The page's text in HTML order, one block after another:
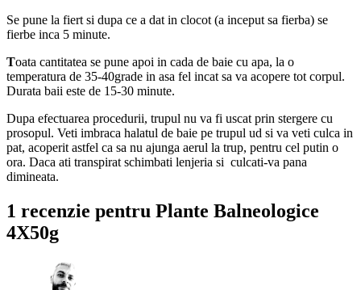
Se pune la fiert si dupa ce a dat in clocot (a inceput sa fierba) se
fierbe inca 5 minute.
Toata cantitatea se pune apoi in cada de baie cu apa, la o
temperatura de 35-40grade in asa fel incat sa va acopere tot corpul.
Durata baii este de 15-30 minute.
Dupa efectuarea procedurii, trupul nu va fi uscat prin stergere cu
prosopul. Veti imbraca halatul de baie pe trupul ud si va veti culca in
pat, acoperit astfel ca sa nu ajunga aerul la trup, pentru cel putin o
ora. Daca ati transpirat schimbati lenjeria si culcati-va pana
dimineata.
1 recenzie pentru Plante Balneologice
4X50g